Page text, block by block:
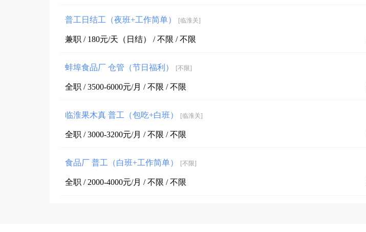
普工日结工（夜班+工作简单） [临淮关]
兼职 / 180元/天（日结） / 不限 / 不限
蚌埠食品厂 仓管（节日福利） [不限]
全职 / 3500-6000元/月 / 不限 / 不限
临淮果木真 普工（包吃+白班） [临淮关]
全职 / 3000-3200元/月 / 不限 / 不限
食品厂 普工（白班+工作简单） [不限]
全职 / 2000-4000元/月 / 不限 / 不限